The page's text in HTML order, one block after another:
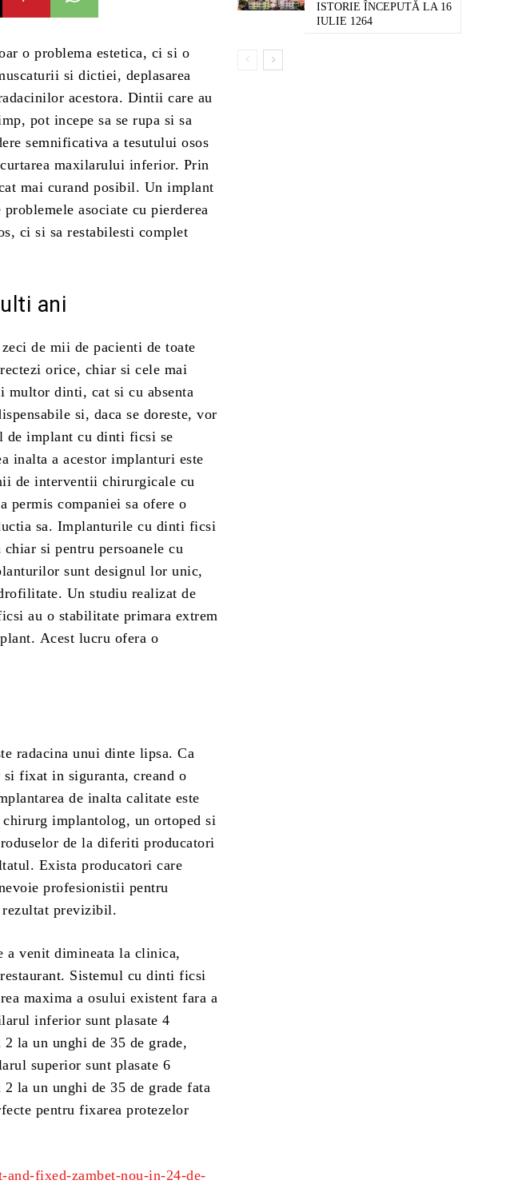
o problema estetica, ci si o
si dictiei, deplasarea
acestora. Dintii care au
pot incepe sa se rupa si sa
semnificativa a tesutului osos
maxilarului inferior. Prin
mai curand posibil. Un implant
asociate cu pierderea
ci si sa restabilesti complet
ani
de mii de pacienti de toate
orice, chiar si cele mai
multor dinti, cat si cu absenta
si, daca se doreste, vor
de implant cu dinti ficsi se
inalta a acestor implanturi este
de interventii chirurgicale cu
permis companiei sa ofere o
sa. Implanturile cu dinti ficsi
si pentru persoanele cu
sunt designul lor unic,
Un studiu realizat de
au o stabilitate primara extrem
Acest lucru ofera o
radacina unui dinte lipsa. Ca
fixat in siguranta, creand o
de inalta calitate este
implantolog, un ortoped si
de la diferiti producatori
Exista producatori care
profesionistii pentru
rezultat previzibil.
a venit dimineata la clinica,
Sistemul cu dinti ficsi
maxima a osului existent fara a
inferior sunt plasate 4
la un unghi de 35 de grade,
superior sunt plasate 6
la un unghi de 35 de grade fata
pentru fixarea protezelor
fixed-zambet-nou-in-24-de-
ISTORIE ÎNCEPUTĂ LA 16
IULIE 1264